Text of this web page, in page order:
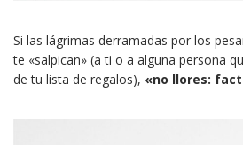
Si las lágrimas derramadas por los
te «salpican» (a ti o a alguna persona
de tu lista de regalos), «no llores: